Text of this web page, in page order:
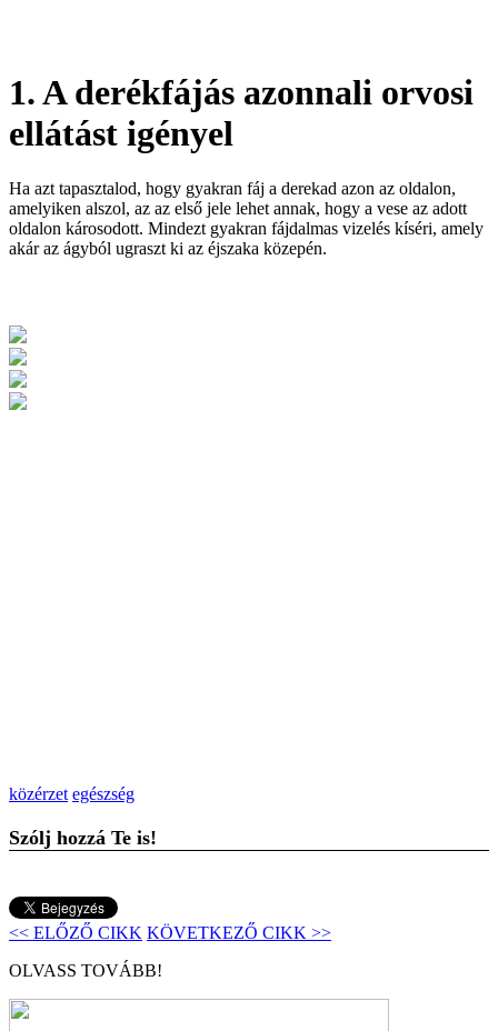
1. A derékfájás azonnali orvosi
ellátást igényel
Ha azt tapasztalod, hogy gyakran fáj a derekad azon az oldalon,
amelyiken alszol, az az első jele lehet annak, hogy a vese az adott
oldalon károsodott. Mindezt gyakran fájdalmas vizelés kíséri, amely
akár az ágyból ugraszt ki az éjszaka közepén.
közérzet egészség
Szólj hozzá Te is!
<< ELŐZŐ CIKK KÖVETKEZŐ CIKK >>
OLVASS TOVÁBB!